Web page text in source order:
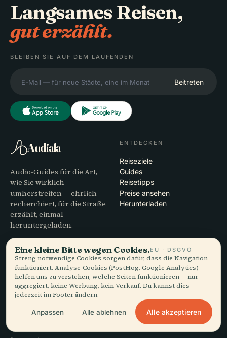
Langsames Reisen,
gut erzählt.
BLEIBEN SIE AUF DEM LAUFENDEN
Beitreten
Audiala
Audio-Guides für die Art,
wie Sie wirklich
umherstreifen — ehrlich
recherchiert, für die Straße
erzählt, einmal
heruntergeladen.
ENTDECKEN
Reiseziele
Guides
Reisetipps
Preise ansehen
Herunterladen
UNTERNEHMEN
Über uns
Redaktioneller Prozess
Mission
HILFE
Support
App-Fehlerbehebung
Kontakt
Partner werden
Eine kleine Bitte wegen Cookies.EU · DSGVO
Streng notwendige Cookies sorgen dafür, dass die Navigation
funktioniert. Analyse-Cookies (PostHog, Google Analytics)
helfen uns zu verstehen, welche Seiten funktionieren — nur
aggregiert, keine Werbung, kein Verkauf. Du kannst dies
jederzeit im Footer ändern.
Anpassen Alle ablehnen Alle akzeptieren